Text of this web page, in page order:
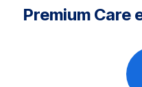
Premium Care